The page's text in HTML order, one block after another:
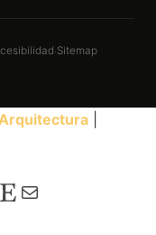
·Sitemap
EtsyCorreo electrónico